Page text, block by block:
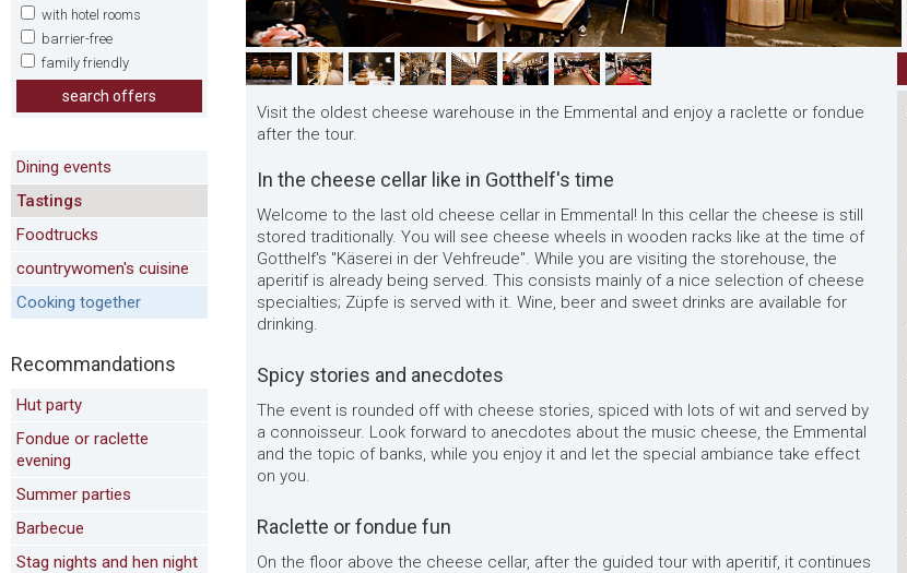
with hotel rooms
barrier-free
family friendly
search offers
Dining events
Tastings
Foodtrucks
countrywomen's cuisine
Cooking together
Recommandations
Hut party
Fondue or raclette
evening
Summer parties
Barbecue
Stag nights and hen night
Visit the oldest cheese warehouse in the Emmental and enjoy a raclette or fondue
after the tour.
In the cheese cellar like in Gotthelf's time
Welcome to the last old cheese cellar in Emmental! In this cellar the cheese is still
stored traditionally. You will see cheese wheels in wooden racks like at the time of
Gotthelf's "Käserei in der Vehfreude". While you are visiting the storehouse, the
aperitif is already being served. This consists mainly of a nice selection of cheese
specialties; Züpfe is served with it. Wine, beer and sweet drinks are available for
drinking.
Spicy stories and anecdotes
The event is rounded off with cheese stories, spiced with lots of wit and served by
a connoisseur. Look forward to anecdotes about the music cheese, the Emmental
and the topic of banks, while you enjoy it and let the special ambiance take effect
on you.
Raclette or fondue fun
On the floor above the cheese cellar, after the guided tour with aperitif, it continues